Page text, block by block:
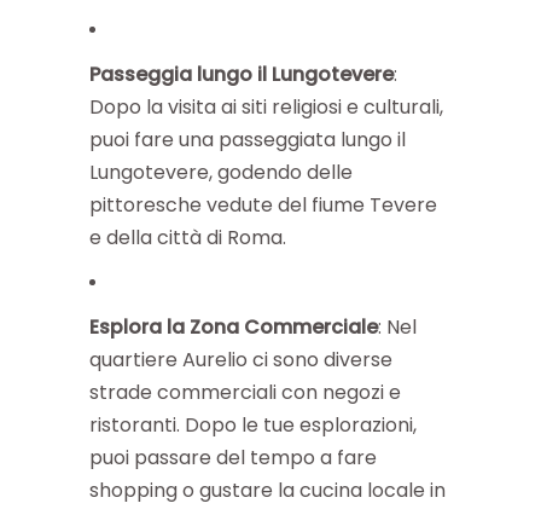
Passeggia lungo il Lungotevere:
Dopo la visita ai siti religiosi e culturali,
puoi fare una passeggiata lungo il
Lungotevere, godendo delle
pittoresche vedute del fiume Tevere
e della città di Roma.
Esplora la Zona Commerciale: Nel
quartiere Aurelio ci sono diverse
strade commerciali con negozi e
ristoranti. Dopo le tue esplorazioni,
puoi passare del tempo a fare
shopping o gustare la cucina locale in